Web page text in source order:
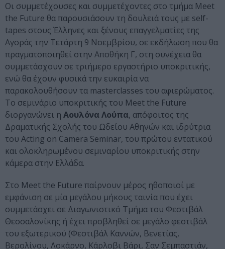
Οι συμμετέχουσες και συμμετέχοντες στο τμήμα Meet
the Future θα παρουσιάσουν τη δουλειά τους με self-
tapes στους Έλληνες και ξένους επαγγελματίες της
Αγοράς την Τετάρτη 9 Νοεμβρίου, σε εκδήλωση που θα
πραγματοποιηθεί στην Αποθήκη Γ, στη συνέχεια θα
συμμετάσχουν σε τριήμερο εργαστήριο υποκριτικής,
ενώ θα έχουν φυσικά την ευκαιρία να
παρακολουθήσουν τα masterclasses του αφιερώματος.
Το σεμινάριο υποκριτικής του Meet the Future
διοργανώνει η Αουλόνα Λούπα, απόφοιτος της
Δραματικής Σχολής του Ωδείου Αθηνών και ιδρύτρια
του Acting on Camera Seminar, του πρώτου εντατικού
και ολοκληρωμένου σεμιναρίου υποκριτικής στην
κάμερα στην Ελλάδα.
Στο Meet the Future παίρνουν μέρος ηθοποιοί με
εμφάνιση σε μία μεγάλου μήκους ταινία που έχει
συμμετάσχει σε Διαγωνιστικό Τμήμα του Φεστιβάλ
Θεσσαλονίκης ή έχει προβληθεί σε μεγάλο φεστιβάλ
του εξωτερικού (Φεστιβάλ Καννών, Βενετίας,
Βερολίνου, Λοκάρνο, Κάρλοβι Βάρι, Σαν Σεμπαστιάν,